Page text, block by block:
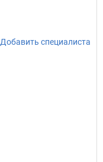
Добавить специалиста